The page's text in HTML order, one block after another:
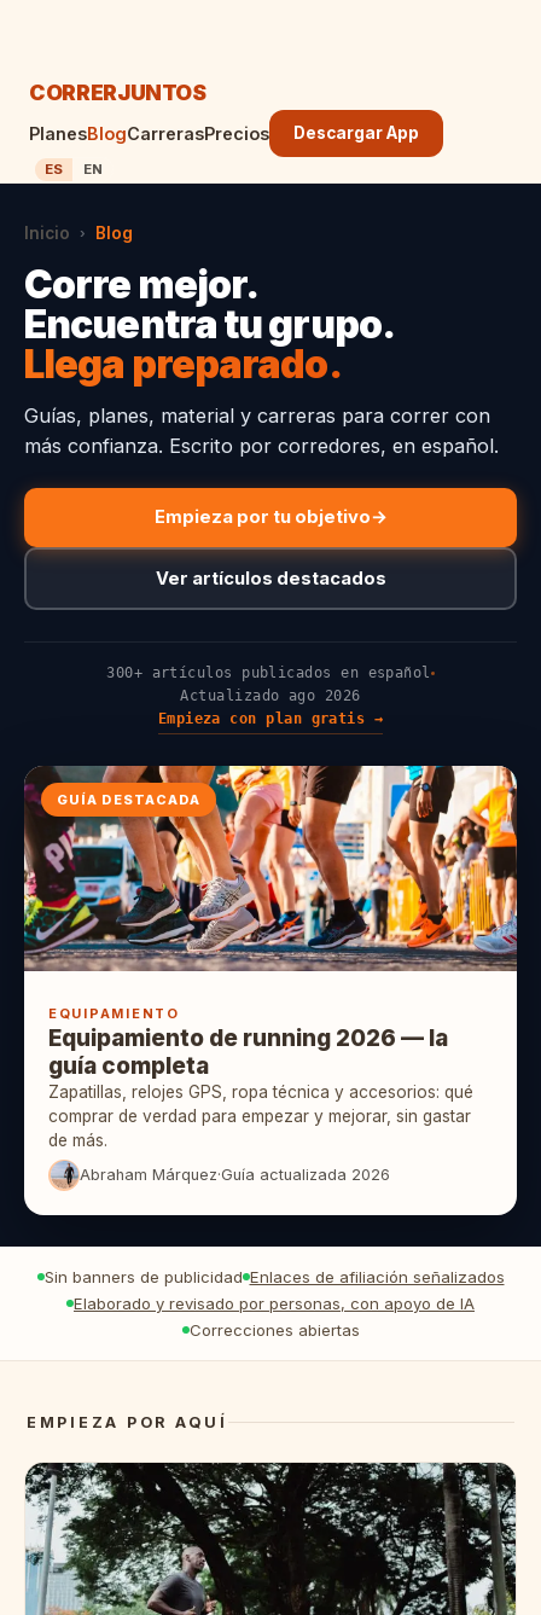
CORRERJUNTOS
PlanesBlogCarrerasPrecios Descargar App
ES EN
Inicio › Blog
Corre mejor.
Encuentra tu grupo.
Llega preparado.
Guías, planes, material y carreras para correr con
más confianza. Escrito por corredores, en español.
Empieza por tu objetivo→
Ver artículos destacados
300+ artículos publicados en español
Actualizado ago 2026
Empieza con plan gratis →
GUÍA DESTACADA
EQUIPAMIENTO
Equipamiento de running 2026 — la
guía completa
Zapatillas, relojes GPS, ropa técnica y accesorios: qué
comprar de verdad para empezar y mejorar, sin gastar
de más.
Abraham Márquez·Guía actualizada 2026
Sin banners de publicidad Enlaces de afiliación señalizados
Elaborado y revisado por personas, con apoyo de IA
Correcciones abiertas
EMPIEZA POR AQUÍ